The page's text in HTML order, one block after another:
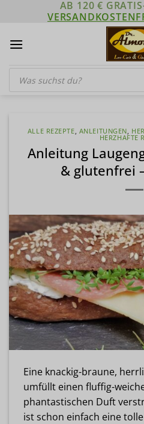
AB 120 €
Products
search
ALLE REZEPTE, ANLEITUNGEN,
HERZHAFTE
Anleitung
& glutenfrei
Eine knackig-braune,
umfüllt einen fluffig-
phantastischen Duft
ist schon einfach eine